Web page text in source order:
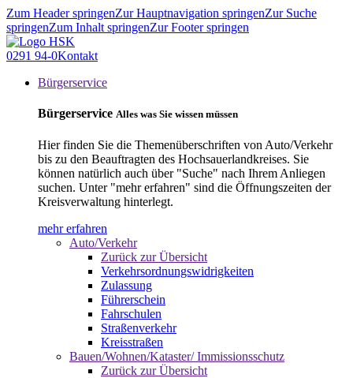
Zum Header springenZur Hauptnavigation springenZur Suche
springenZum Inhalt springenZur Footer springen
0291 94-0Kontakt
Bürgerservice
Bürgerservice Alles was Sie wissen müssen
Hier finden Sie die Themenüberschriften von Auto/Verkehr
bis zu den Beauftragten des Hochsauerlandkreises. Sie
können natürlich auch über "Suche" nach Ihrem Anliegen
suchen. Unter "mehr erfahren" sind die Öffnungszeiten der
Kreisverwaltung hinterlegt.
mehr erfahren
Auto/Verkehr
Zurück zur Übersicht
Verkehrsordnungswidrigkeiten
Zulassung
Führerschein
Fahrschulen
Straßenverkehr
Kreisstraßen
Bauen/Wohnen/Kataster/ Immissionsschutz
Zurück zur Übersicht